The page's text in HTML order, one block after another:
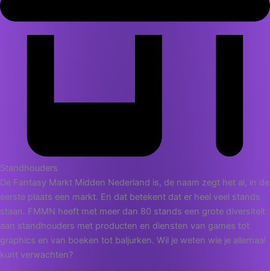
Standhouders
De Fantasy Markt Midden Nederland is, de naam zegt het al, in de
eerste plaats een markt. En dat betekent dat er heel veel stands
staan. FMMN heeft met meer dan 80 stands een grote diversiteit
aan standhouders met producten en diensten van games tot
graphics en van boeken tot baljurken. Wil je weten wie je allemaal
kunt verwachten?